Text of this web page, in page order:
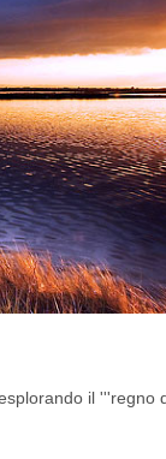
il '''regno